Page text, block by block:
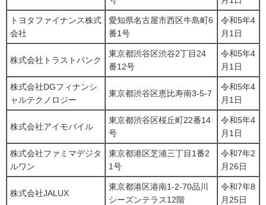
トヨタファイナンス株式
会社
愛知県名古屋市西区牛島町6
番1号
令和5年4
月1日
株式会社トラストバンク
東京都渋谷区渋谷2丁目24
番12号
令和5年4
月1日
株式会社DGフィナンシ
ャルテクノロジー
東京都渋谷区恵比寿南3-5-7
令和5年4
月1日
株式会社アイモバイル
東京都渋谷区桜丘町22番14
号
令和5年4
月1日
株式会社ファミマデジタ
ルワン
東京都港区芝浦三丁目1番2
1号
令和7年2
月26日
株式会社JALUX
東京都港区港南1-2-70品川
シーズンテラス12階
令和7年8
月25日